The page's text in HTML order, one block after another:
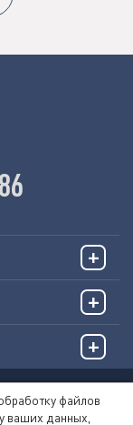
файлов
ваших данных,